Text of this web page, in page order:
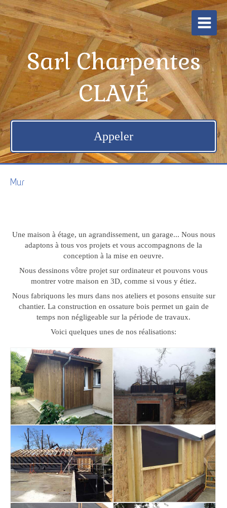
Sarl Charpentes
CLAVÉ
Appeler
Mur
Une maison à étage, un agrandissement, un garage... Nous nous
adaptons à tous vos projets et vous accompagnons de la
conception à la mise en oeuvre.
Nous dessinons vôtre projet sur ordinateur et pouvons vous
montrer votre maison en 3D, comme si vous y étiez.
Nous fabriquons les murs dans nos ateliers et posons ensuite sur
chantier. La construction en ossature bois permet un gain de
temps non négligeable sur la période de travaux.
Voici quelques unes de nos réalisations: